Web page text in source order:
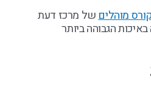
מוהליםשל מרכז דעת
הגבוהה ביותר